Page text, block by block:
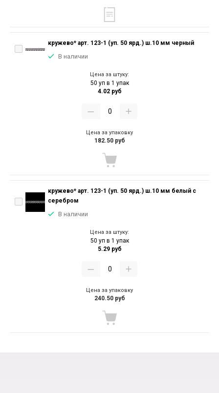
кружево* арт. 123-1 (уп. 50 ярд.) ш.10 мм черный
В наличии
Цена за штуку:
50 уп в 1 упак
4.02 руб
Цена за упаковку
182.50 руб
кружево* арт. 123-1 (уп. 50 ярд.) ш.10 мм белый с
серебром
В наличии
Цена за штуку:
50 уп в 1 упак
5.29 руб
Цена за упаковку
240.50 руб